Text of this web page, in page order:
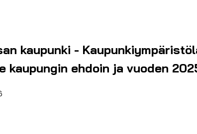
kaupunki -
kaupungin ehdoin ja vuoden